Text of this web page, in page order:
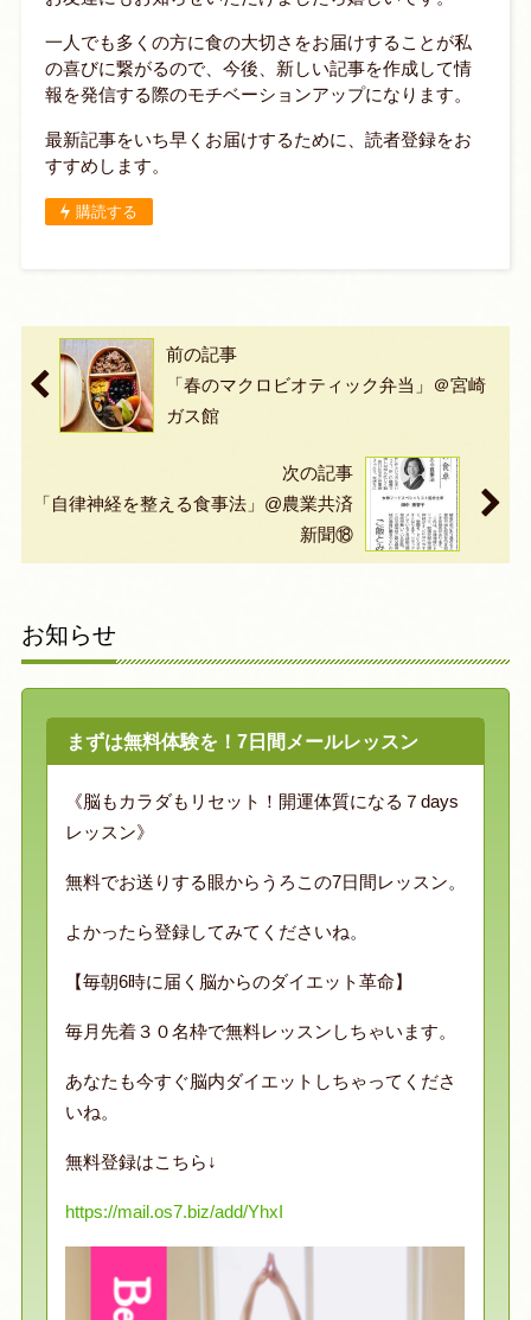
一人でも多くの方に食の大切さをお届けすることが私
の喜びに繋がるので、今後、新しい記事を作成して情
報を発信する際のモチベーションアップになります。
最新記事をいち早くお届けするために、読者登録をお
すすめします。
購読する
前の記事
「春のマクロビオティック弁当」＠宮崎
ガス館
次の記事
「自律神経を整える食事法」@農業共済
新聞⑱
お知らせ
まずは無料体験を！7日間メールレッスン
《脳もカラダもリセット！開運体質になる７days
レッスン》
無料でお送りする眼からうろこの7日間レッスン。
よかったら登録してみてくださいね。
【毎朝6時に届く脳からのダイエット革命】
毎月先着３０名枠で無料レッスンしちゃいます。
あなたも今すぐ脳内ダイエットしちゃってくださ
いね。
無料登録はこちら↓
https://mail.os7.biz/add/YhxI